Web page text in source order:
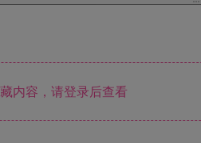
内容，请登录后查看